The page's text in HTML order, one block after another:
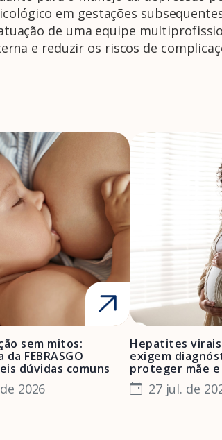
em gestações
de uma equipe
e reduzir os riscos de
sem mitos:
FEBRASGO
dúvidas comuns
2026
Hepatites
exigem
proteger mãe e
27 jul. de